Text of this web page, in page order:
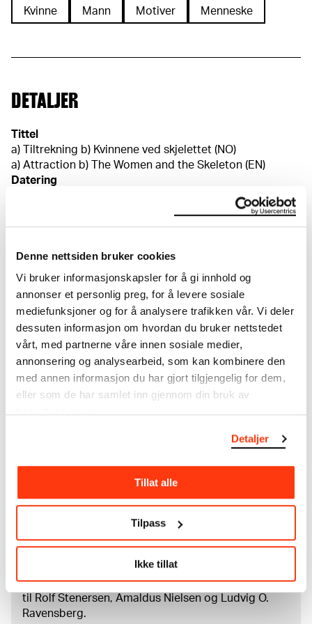
Denne nettsiden bruker cookies
Vi bruker informasjonskapsler for å gi innhold og
annonser et personlig preg, for å levere sosiale
mediefunksjoner og for å analysere trafikken vår. Vi deler
dessuten informasjon om hvordan du bruker nettstedet
vårt, med partnerne våre innen sosiale medier,
annonsering og analysearbeid, som kan kombinere den
med annen informasjon du har gjort tilgjengelig for dem,
eller som de har samlet inn gjennom din bruk av
Detaljer
Tillat alle
Tilpass
Ikke tillat
Kvinne Mann Motiver Menneske
DETALJER
Tittel
a) Tiltrekning b) Kvinnene ved skjelettet (NO)
a) Attraction b) The Women and the Skeleton (EN)
Datering
Tegninger
Redskap/materiale
a) Blyant b) Penn
Papir (Sheet): 188 × 289 × 0,19 mm
Kreditering
Munchmuseet
Om verkskatalogen
I verkskatalogen kan du søke i hele Edvard Munchs
forbehold om at feil kan forekomme.
MUNCHs samling består av over 42 000 unike
museumsobjekter, inkludert nærmere 27 000 unike
testamenterte til Oslo
kommune i 1940, rommer museet også samlingene
til Rolf Stenersen, Amaldus Nielsen og Ludvig O.
Ravensberg.